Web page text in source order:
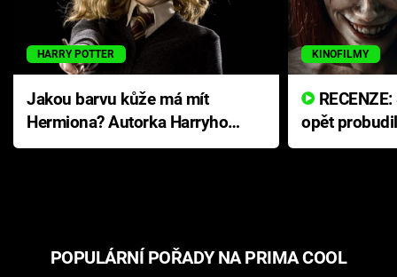
HARRY POTTER
Jakou barvu kůže má mít
Hermiona? Autorka Harryho
Pottera přišla s ráznou
KINOFILMY
opět
přichází s
POPULÁRNÍ POŘADY NA PRIMA COOL